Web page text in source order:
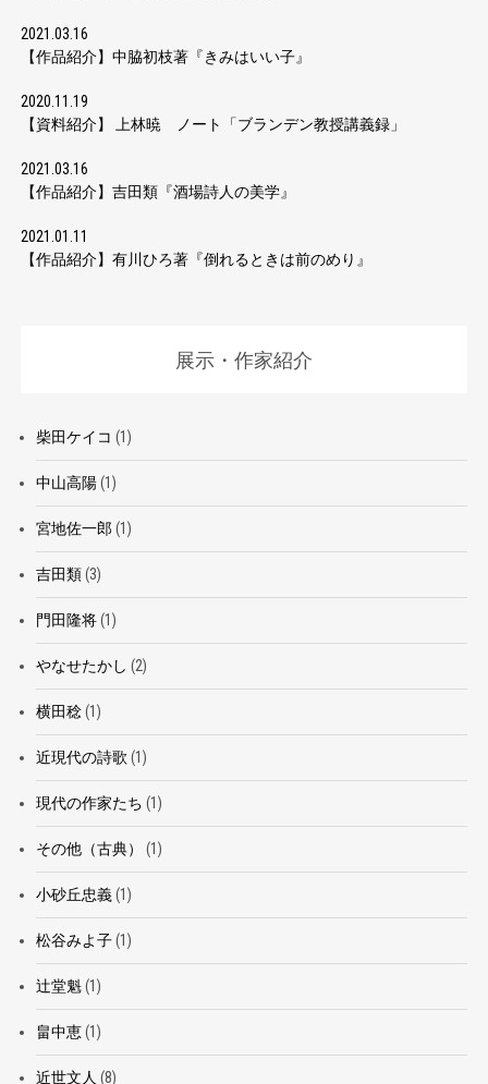
2021.03.16
【作品紹介】中脇初枝著『きみはいい子』
2020.11.19
【資料紹介】 上林暁 ノート「ブランデン教授講義録」
2021.03.16
【作品紹介】吉田類『酒場詩人の美学』
2021.01.11
【作品紹介】有川ひろ著『倒れるときは前のめり』
展示・作家紹介
柴田ケイコ (1)
中山高陽(1)
宮地佐一郎 (1)
吉田類(3)
門田隆将(1)
やなせたかし (2)
横田稔(1)
近現代の詩歌 (1)
現代の作家たち (1)
その他（古典） (1)
小砂丘忠義(1)
松谷みよ子(1)
辻堂魁(1)
畠中恵(1)
近世文人 (8)